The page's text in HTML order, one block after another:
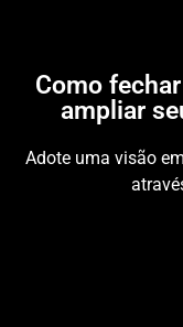
Como
ampliar
Adote uma visão